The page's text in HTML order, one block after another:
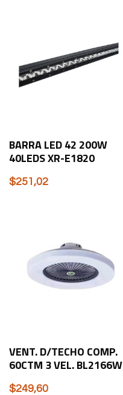
BARRA LED 42 200W
40LEDS XR-E1820
$251,02
VENT. D/TECHO COMP.
60CTM 3 VEL. BL2166W
$249,60